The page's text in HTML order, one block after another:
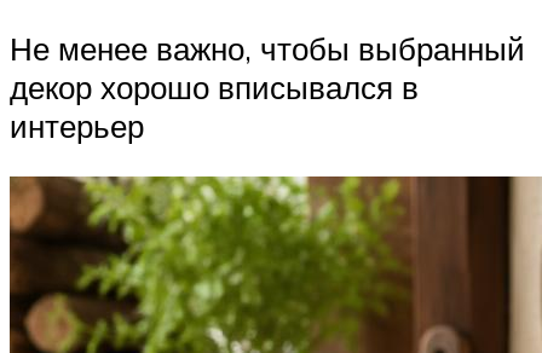
Не менее важно, чтобы выбранный
декор хорошо вписывался в
интерьер